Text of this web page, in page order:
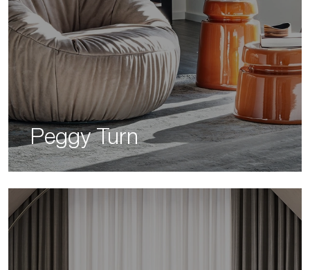
Peggy Turn